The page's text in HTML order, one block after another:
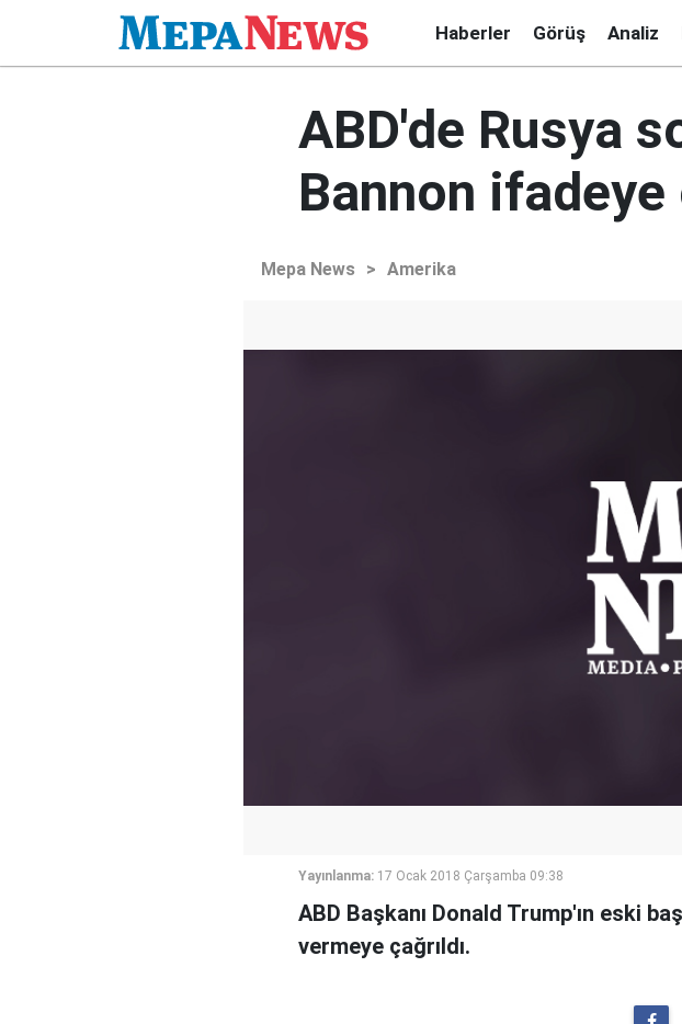
Haberler Görüş Analiz
ABD'de Rusya
Bannon ifadeye
Mepa News > Amerika
Yayınlanma: 17 Ocak 2018 Çarşamba 09:38
ABD Başkanı Donald Trump'ın eski
vermeye çağrıldı.